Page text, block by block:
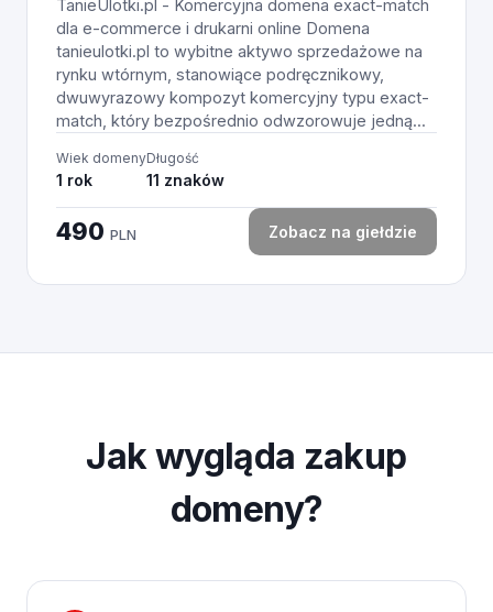
TanieUlotki.pl - Komercyjna domena exact-match
dla e-commerce i drukarni online Domena
tanieulotki.pl to wybitne aktywo sprzedażowe na
rynku wtórnym, stanowiące podręcznikowy,
dwuwyrazowy kompozyt komercyjny typu exact-
match, który bezpośrednio odwzorowuje jedną...
Wiek domeny
1 rok
Długość
11 znaków
490 PLN Zobacz na giełdzie
Jak wygląda zakup
domeny?